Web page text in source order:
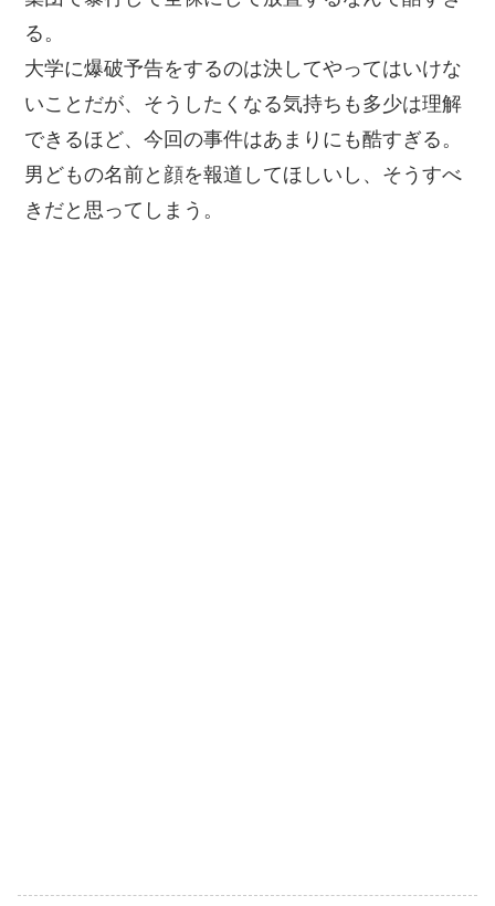
る。
大学に爆破予告をするのは決してやってはいけな
いことだが、そうしたくなる気持ちも多少は理解
できるほど、今回の事件はあまりにも酷すぎる。
男どもの名前と顔を報道してほしいし、そうすべ
きだと思ってしまう。